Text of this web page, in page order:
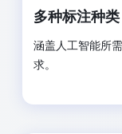
多种标注种类
涵盖人工智能所
求。